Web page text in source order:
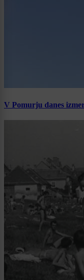
V Pomurju danes